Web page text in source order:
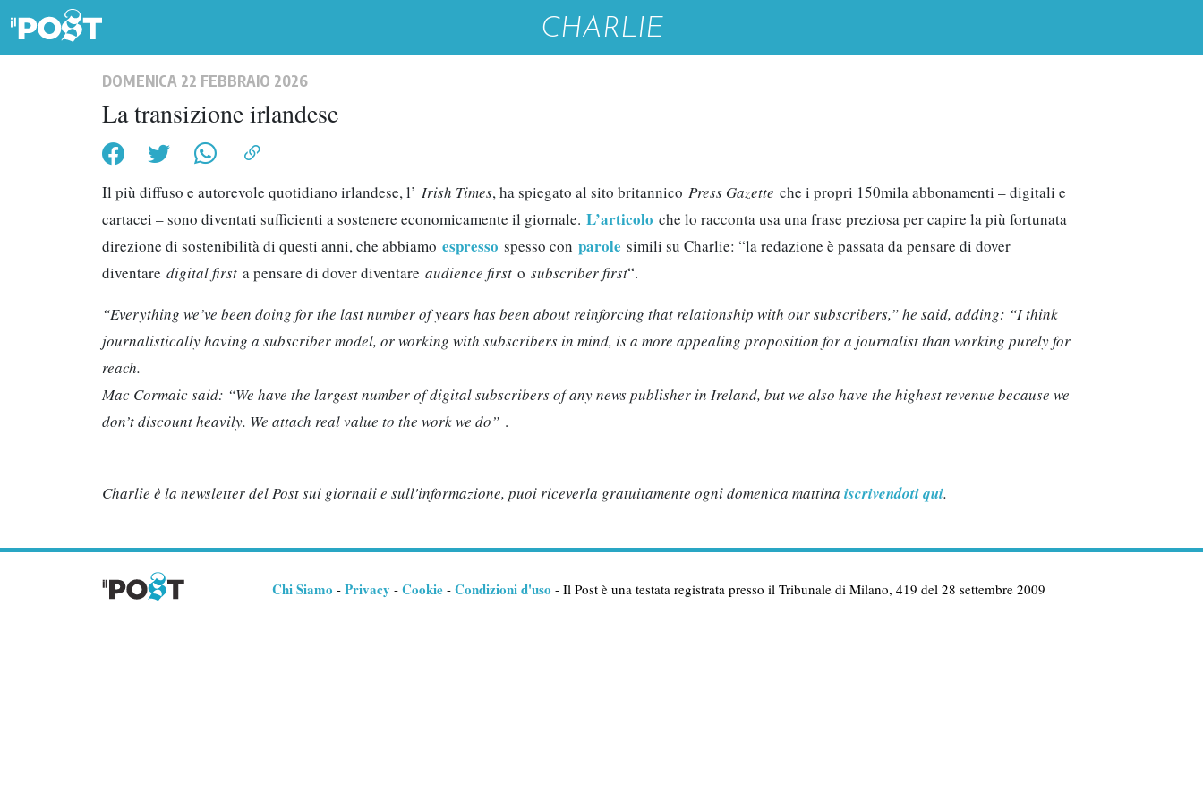
CHARLIE
DOMENICA 22 FEBBRAIO 2026
La transizione irlandese
Il più diffuso e autorevole quotidiano irlandese, l’ Irish Times, ha spiegato al sito britannico Press Gazette che i propri 150mila abbonamenti – digitali e
cartacei – sono diventati sufficienti a sostenere economicamente il giornale. L’articolo che lo racconta usa una frase preziosa per capire la più fortunata
direzione di sostenibilità di questi anni, che abbiamo espresso spesso con parole simili su Charlie: “la redazione è passata da pensare di dover
diventare digital first a pensare di dover diventare audience first o subscriber first“.
“Everything we’ve been doing for the last number of years has been about reinforcing that relationship with our subscribers,” he said, adding: “I think
journalistically having a subscriber model, or working with subscribers in mind, is a more appealing proposition for a journalist than working purely for
reach.
Mac Cormaic said: “We have the largest number of digital subscribers of any news publisher in Ireland, but we also have the highest revenue because we
don’t discount heavily. We attach real value to the work we do” .
Charlie è la newsletter del Post sui giornali e sull'informazione, puoi riceverla gratuitamente ogni domenica mattina iscrivendoti qui.
Chi Siamo - Privacy - Cookie - Condizioni d'uso - Il Post è una testata registrata presso il Tribunale di Milano, 419 del 28 settembre 2009